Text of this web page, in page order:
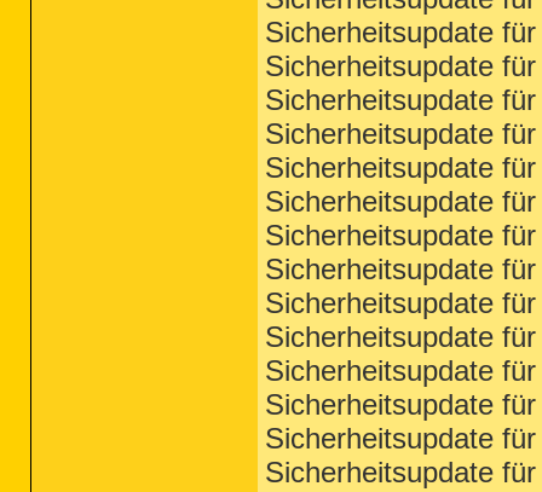
Sicherheitsupdate
Sicherheitsupdate
Sicherheitsupdate
Sicherheitsupdate
Sicherheitsupdate
Sicherheitsupdate
Sicherheitsupdate
Sicherheitsupdate
Sicherheitsupdate
Sicherheitsupdate
Sicherheitsupdate
Sicherheitsupdate
Sicherheitsupdate
Sicherheitsupdate